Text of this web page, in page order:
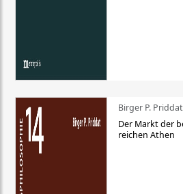
Birger P. Priddat
Der Markt der
reichen Athen